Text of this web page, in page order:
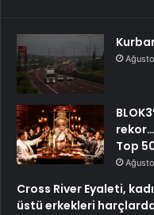
Top
Cross River Eyaleti,
üstü erkekleri